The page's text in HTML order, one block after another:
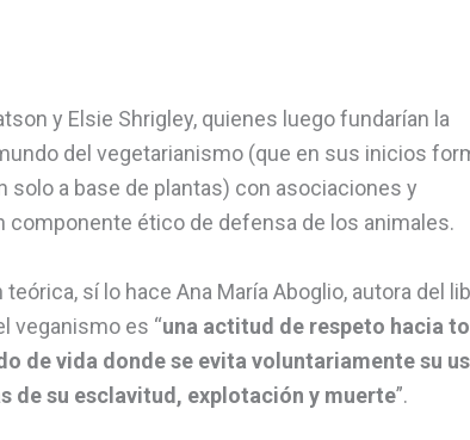
y Elsie Shrigley, quienes luego fundarían la
del vegetarianismo (que en sus inicios
solo a base de plantas) con asociaciones y
componente ético de defensa de los animales.
sí lo hace Ana María Aboglio, autora del
veganismo es “una actitud de respeto hacia
de vida donde se evita voluntariamente su
de su esclavitud, explotación y muerte”.